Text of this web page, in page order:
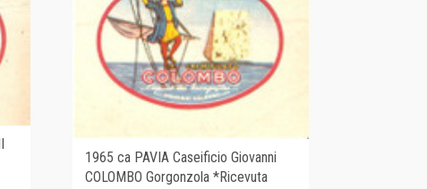
1965 ca PAVIA Caseificio Giovanni
COLOMBO Gorgonzola *Ricevuta